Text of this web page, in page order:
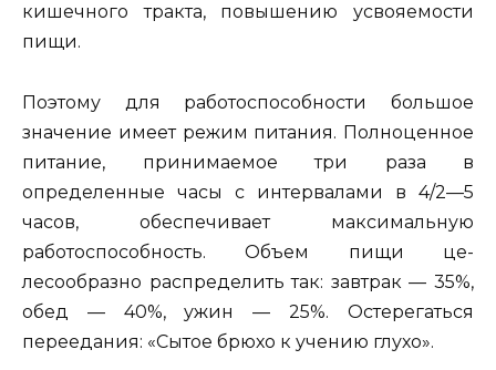
кишечного тракта, повы­шению усвояемости
пищи.
Поэтому для работоспособности большое
значение имеет режим питания. Полноценное
питание, принимаемое три раза в
определенные часы с интервалами в 4/2—5
часов, обес­печивает максимальную
работоспособность. Объем пищи це­
лесообразно распределить так: завтрак — 35%,
обед — 40%, ужин — 25%. Остерегаться
переедания: «Сытое брюхо к уче­нию глухо».